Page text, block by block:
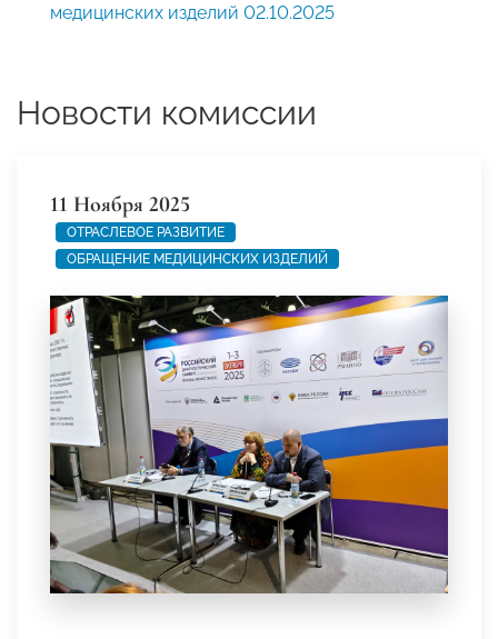
медицинских изделий 02.10.2025
Новости комиссии
11 Ноября 2025
ОТРАСЛЕВОЕ РАЗВИТИЕ
ОБРАЩЕНИЕ МЕДИЦИНСКИХ ИЗДЕЛИЙ